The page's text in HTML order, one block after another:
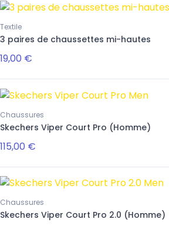
Textile
3 paires de chaussettes mi-hautes
19,00 €
Chaussures
Skechers Viper Court Pro (Homme)
115,00 €
Chaussures
Skechers Viper Court Pro 2.0 (Homme)